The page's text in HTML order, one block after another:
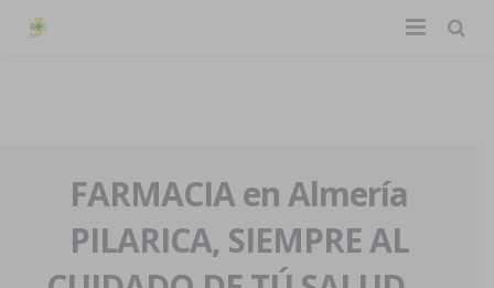
La farmacia
Nuestra historia
Nuestro equipo
Eventos
FARMACIA en Almería
PILARICA, SIEMPRE AL